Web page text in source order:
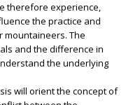
therefore experience,
the practice and
The
and the difference in
the underlying
will orient the concept of